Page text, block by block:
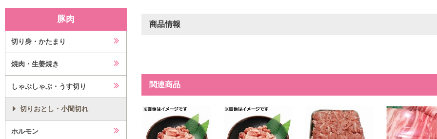
豚肉
切り身・かたまり
焼肉・生姜焼き
しゃぶしゃぶ・うす切り
切りおとし・小間切れ
ホルモン
商品情報
関連商品